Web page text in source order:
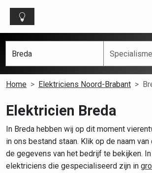
Home Elektriciens Noord-Brabant
Elektricien Breda
In Breda hebben wij op dit moment
in ons bestand staan. Klik op de naam
de gegevens van het bedrijf te bekijken.
elektriciens die gespecialiseerd zijn in